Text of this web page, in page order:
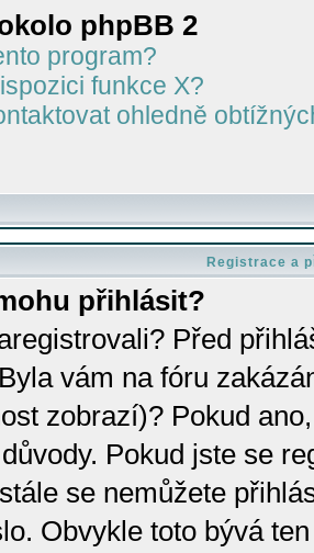
phpBB 2
program?
funkce X?
ohledně
Registrace a
přihlásit?
Před
vám na fóru
zobrazí)? Pokud
Pokud jste se
se nemůžete
Obvykle toto bývá